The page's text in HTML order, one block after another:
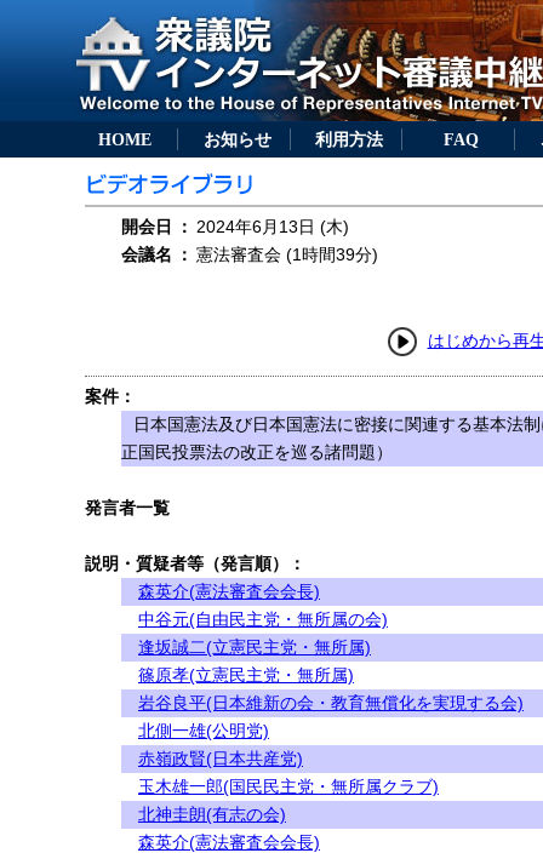
HOME お知らせ 利用方法 FAQ
開会日 ： 2024年6月13日 (木)
会議名
： 憲法審査会 (1時間39分)
はじめから再
案件：
日本国憲法及び日本国憲法に密接に関連する基本法
正国民投票法の改正を巡る諸問題）
発言者一覧
説明・質疑者等（発言順）：
森英介(憲法審査会会長)
中谷元(自由民主党・無所属の会)
逢坂誠二(立憲民主党・無所属)
篠原孝(立憲民主党・無所属)
岩谷良平(日本維新の会・教育無償化を実現する会)
北側一雄(公明党)
赤嶺政賢(日本共産党)
玉木雄一郎(国民民主党・無所属クラブ)
北神圭朗(有志の会)
森英介(憲法審査会会長)